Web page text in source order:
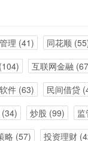
理 (41) 同花顺
(104) 互联网金融
件(63) 民间借贷
(34) 炒股 (99) 监
略 (57) 投资理财